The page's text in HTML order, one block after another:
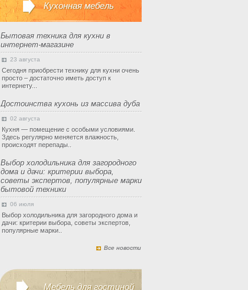
Кухонная мебель
Бытовая техника для кухни в
интернет-магазине
23 августа
Сегодня приобрести технику для кухни очень
просто – достаточно иметь доступ к
интернету...
Достоинства кухонь из массива дуба
02 августа
Кухня — помещение с особыми условиями.
Здесь регулярно меняется влажность,
происходят перепады..
Выбор холодильника для загородного
дома и дачи: критерии выбора,
советы экспертов, популярные марки
бытовой техники
06 июля
Выбор холодильника для загородного дома и
дачи: критерии выбора, советы экспертов,
популярные марки..
Все новости
Мебель для гостиной